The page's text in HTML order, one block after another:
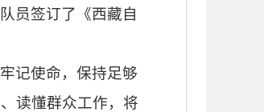
员签订了《西藏自
记使命，保持足够
读懂群众工作，将